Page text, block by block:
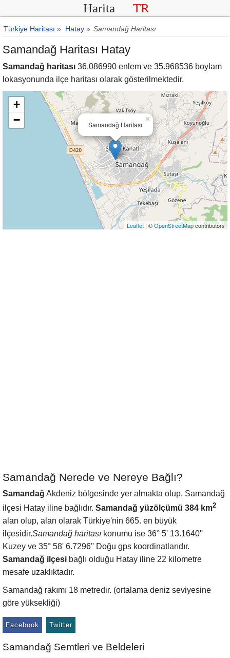
Harita TR
Türkiye Haritası » Hatay » Samandağ Haritası
Samandağ Haritası Hatay
Samandağ haritası 36.086990 enlem ve 35.968536 boylam
lokasyonunda ilçe haritası olarak gösterilmektedir.
Samandağ Haritası
×
+
−
Leaflet | ©OpenStreetMapcontributors
Samandağ Nerede ve Nereye Bağlı?
Samandağ Akdeniz bölgesinde yer almakta olup, Samandağ
ilçesi Hatay iline bağlıdır. Samandağ yüzölçümü 384 km2
alan olup, alan olarak Türkiye'nin 665. en büyük
ilçesidir.Samandağ haritası konumu ise 36° 5' 13.1640''
Kuzey ve 35° 58' 6.7296'' Doğu gps koordinatlarıdır.
Samandağ ilçesi bağlı olduğu Hatay iline 22 kilometre
mesafe uzaklıktadır.
Samandağ rakımı 18 metredir. (ortalama deniz seviyesine
göre yüksekliği)
Facebook Twitter
Samandağ Semtleri ve Beldeleri